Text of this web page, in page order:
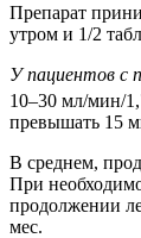
Препарат
утром и 1/2
У пациентов с
10–30 мл/мин/
превышать 15
В среднем,
При
продолжении
мес.